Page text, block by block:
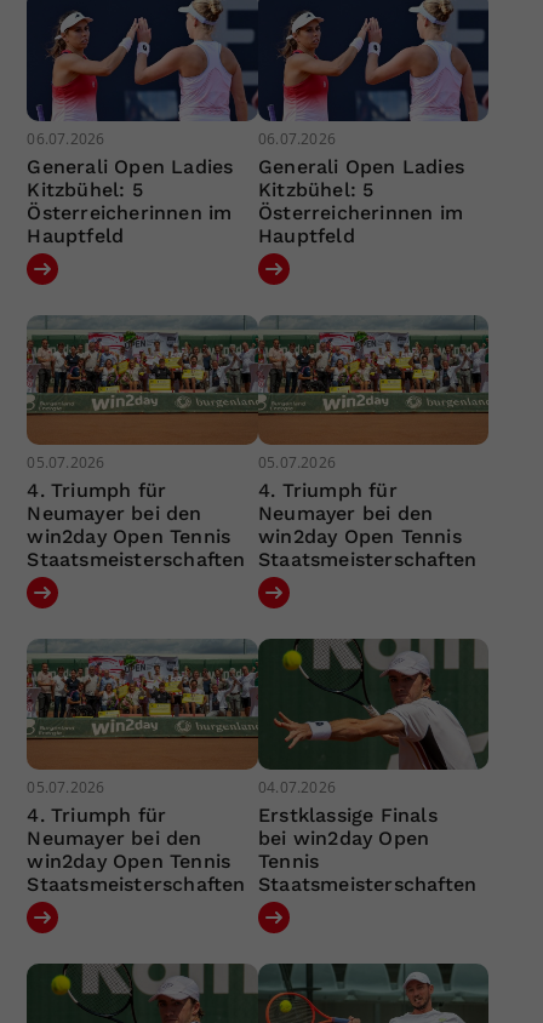
06.07.2026
Generali Open Ladies
Kitzbühel: 5
Österreicherinnen im
Hauptfeld
06.07.2026
Generali Open Ladies
Kitzbühel: 5
Österreicherinnen im
Hauptfeld
05.07.2026
4. Triumph für
Neumayer bei den
win2day Open Tennis
Staatsmeisterschaften
05.07.2026
4. Triumph für
Neumayer bei den
win2day Open Tennis
Staatsmeisterschaften
05.07.2026
4. Triumph für
Neumayer bei den
win2day Open Tennis
Staatsmeisterschaften
04.07.2026
Erstklassige Finals
bei win2day Open
Tennis
Staatsmeisterschaften